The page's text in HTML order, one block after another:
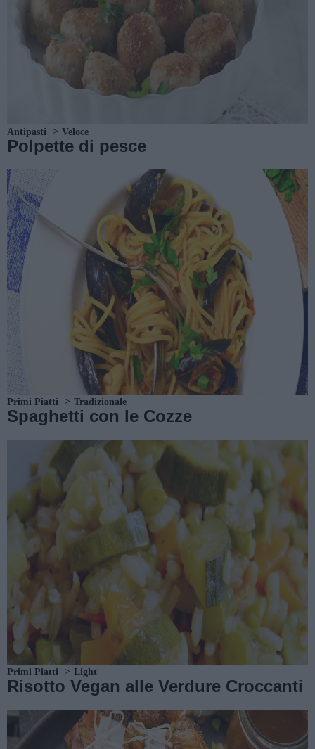
Antipasti Veloce
Polpette di pesce
Primi Piatti Tradizionale
Spaghetti con le Cozze
Primi Piatti Light
Risotto Vegan alle Verdure Croccanti